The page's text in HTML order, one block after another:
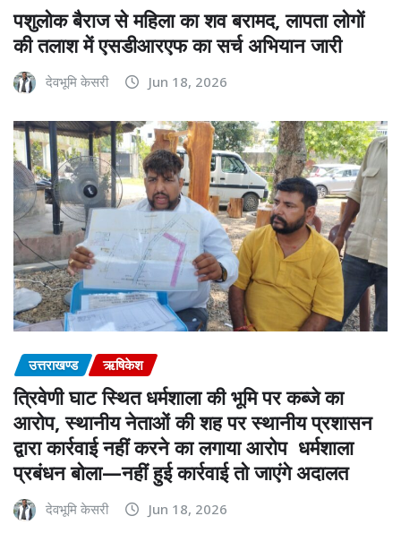
पशुलोक बैराज से महिला का शव बरामद, लापता लोगों
की तलाश में एसडीआरएफ का सर्च अभियान जारी
देवभूमि केसरी Jun 18, 2026
उत्तराखण्ड ऋषिकेश
त्रिवेणी घाट स्थित धर्मशाला की भूमि पर कब्जे का
आरोप, स्थानीय नेताओं की शह पर स्थानीय प्रशासन
द्वारा कार्रवाई नहीं करने का लगाया आरोप धर्मशाला
प्रबंधन बोला—नहीं हुई कार्रवाई तो जाएंगे अदालत
देवभूमि केसरी Jun 18, 2026